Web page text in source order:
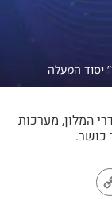
יסוד המעלה
המלון, מערכות
כושר.